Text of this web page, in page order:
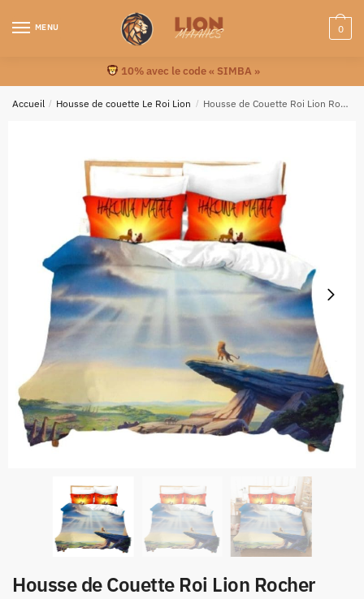
MENU 0
10% avec le code « SIMBA »
Accueil / Housse de couette Le Roi Lion / Housse de Couette Roi Lion Rocher
Housse de Couette Roi Lion Rocher